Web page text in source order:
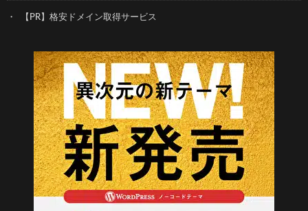
【PR】格安ドメイン取得サービス